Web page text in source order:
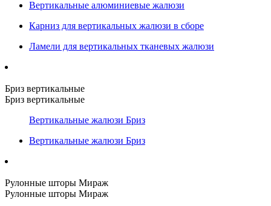
Вертикальные алюминиевые жалюзи
Карниз для вертикальных жалюзи в сборе
Ламели для вертикальных тканевых жалюзи
Бриз вертикальные
Бриз вертикальные
Вертикальные жалюзи Бриз
Вертикальные жалюзи Бриз
Рулонные шторы Мираж
Рулонные шторы Мираж